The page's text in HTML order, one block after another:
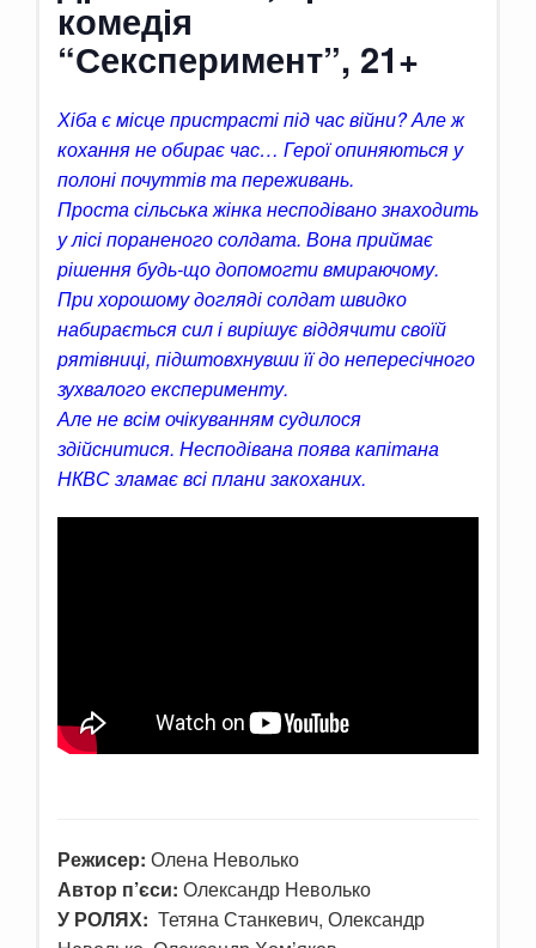
комедія
“Сексперимент”, 21+
Хіба є місце пристрасті під час війни? Але ж
кохання не обирає час… Герої опиняються у
полоні почуттів та переживань.
Проста сільська жінка несподівано знаходить
у лісі пораненого солдата. Вона приймає
рішення будь-що допомогти вмираючому.
При хорошому догляді солдат швидко
набирається сил і вирішує віддячити своїй
рятівниці, підштовхнувши її до непересічного
зухвалого експерименту.
Але не всім очікуванням судилося
здійснитися. Несподівана поява капітана
НКВС зламає всі плани закоханих.
Режисер: Олена Неволько
Автор п’єси: Олександр Неволько
У РОЛЯХ: Тетяна Станкевич, Олександр